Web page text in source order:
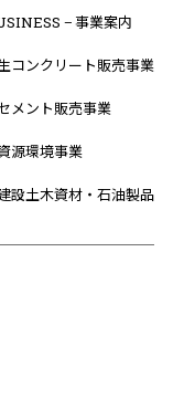
す。
法令およ
セス、個
漏洩等の
維持に
− 事業案内
コンクリート販売事業
メント販売事業
源環境事業
設土木資材・石油製品